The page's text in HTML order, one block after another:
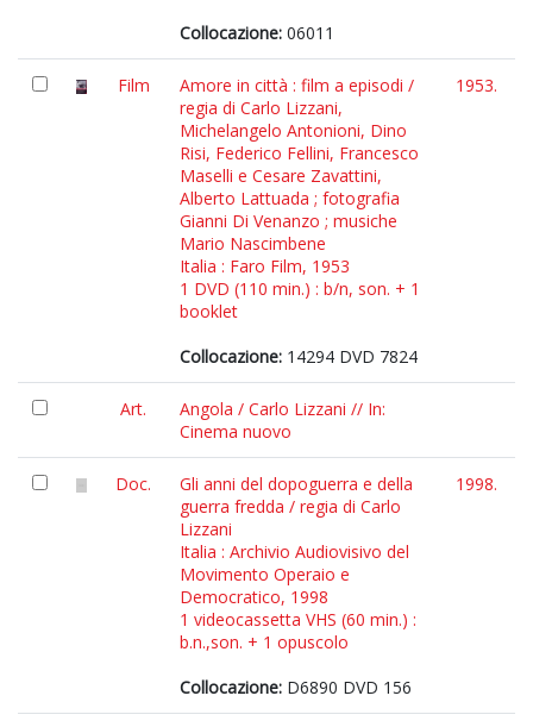
Collocazione: 06011
Film
Amore in città : film a episodi /
regia di Carlo Lizzani,
Michelangelo Antonioni, Dino
Risi, Federico Fellini, Francesco
Maselli e Cesare Zavattini,
Alberto Lattuada ; fotografia
Gianni Di Venanzo ; musiche
Mario Nascimbene
Italia : Faro Film, 1953
1 DVD (110 min.) : b/n, son. + 1
booklet
Collocazione: 14294 DVD 7824
1953.
Art.
Angola / Carlo Lizzani // In:
Cinema nuovo
Doc.
Gli anni del dopoguerra e della
guerra fredda / regia di Carlo
Lizzani
Italia : Archivio Audiovisivo del
Movimento Operaio e
Democratico, 1998
1 videocassetta VHS (60 min.) :
b.n.,son. + 1 opuscolo
Collocazione: D6890 DVD 156
1998.